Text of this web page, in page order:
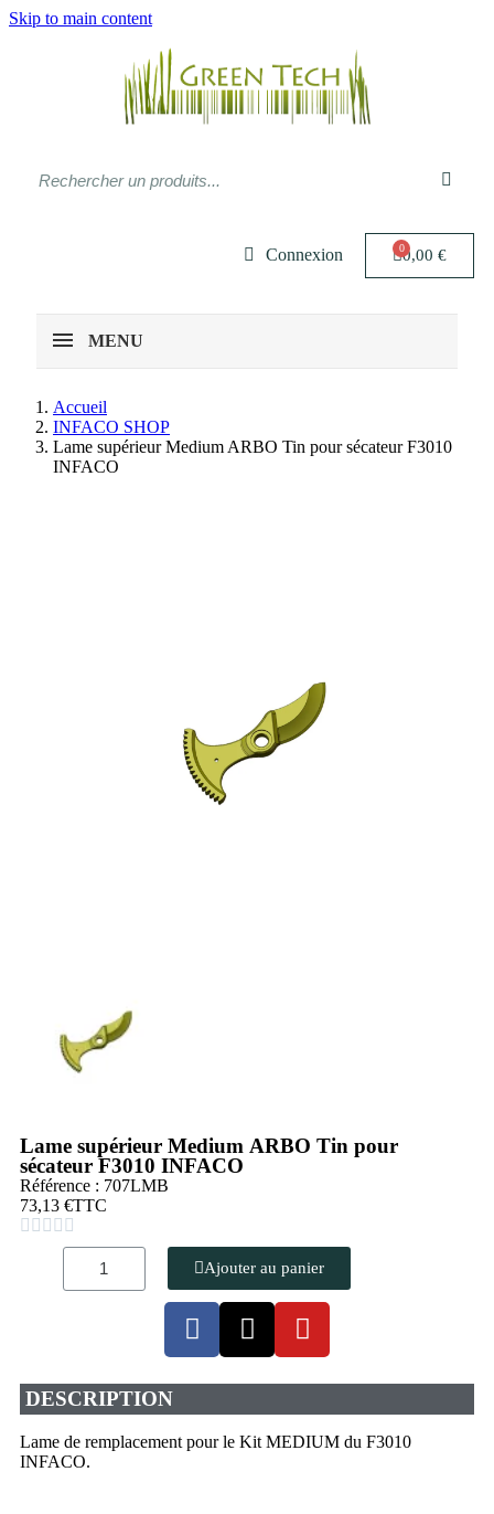
Skip to main content
Connexion 0,00 €
MENU
Accueil
INFACO SHOP
Lame supérieur Medium ARBO Tin pour sécateur F3010
INFACO
Lame supérieur Medium ARBO Tin pour
sécateur F3010 INFACO
Référence : 707LMB
73,13 €TTC
    
Ajouter au panier
DESCRIPTION
Lame de remplacement pour le Kit MEDIUM du F3010
INFACO.